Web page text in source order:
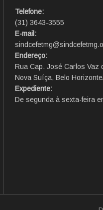
Telefone:
(31) 3643-3555
E-mail:
Endereço:
Rua Cap. José Carlos Vaz
Nova Suíça, Belo
Expediente:
De segunda à sexta-feira